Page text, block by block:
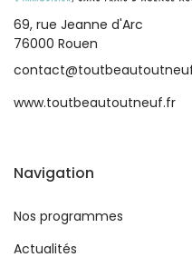
69, rue Jeanne d'Arc
76000 Rouen
www.toutbeautoutneuf.fr
Navigation
Nos programmes
Actualités